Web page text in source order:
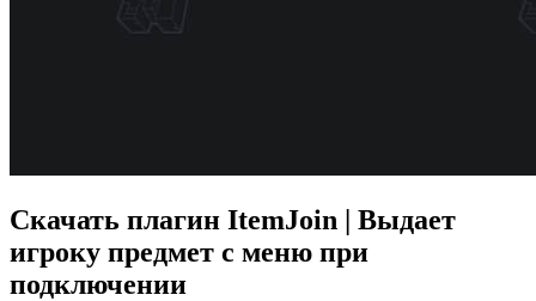
Скачать плагин ItemJoin | Выдает
игроку предмет с меню при
подключении